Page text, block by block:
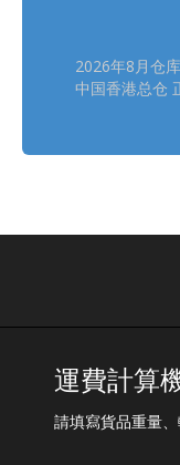
2026年8月仓
中国香港总仓
美国德
運費計算
請填寫貨品重量